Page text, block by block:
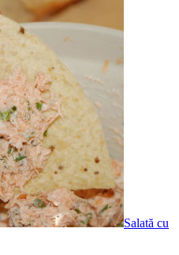
Salată cu